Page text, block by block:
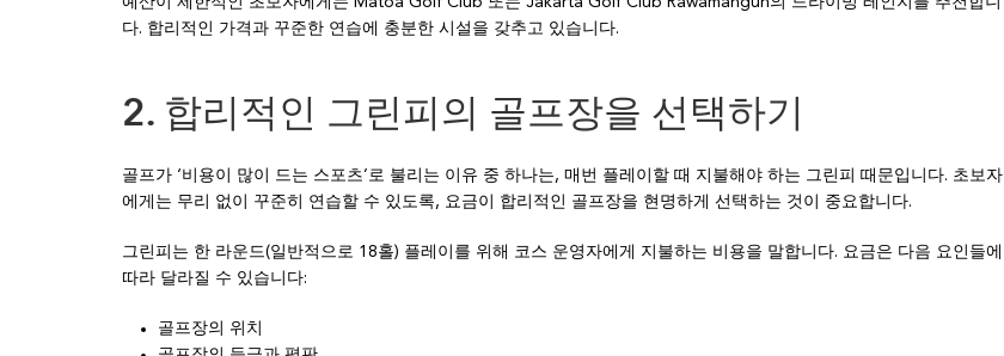
다. 합리적인 가격과 꾸준한 연습에 충분한 시설을 갖추고 있습니다.
2. 합리적인 그린피의 골프장을 선택하기
골프가 ‘비용이 많이 드는 스포츠’로 불리는 이유 중 하나는, 매번 플레이할 때 지불해야 하는 그린피 때문입니다. 초보자
에게는 무리 없이 꾸준히 연습할 수 있도록, 요금이 합리적인 골프장을 현명하게 선택하는 것이 중요합니다.
그린피는 한 라운드(일반적으로 18홀) 플레이를 위해 코스 운영자에게 지불하는 비용을 말합니다. 요금은 다음 요인들에
따라 달라질 수 있습니다:
골프장의 위치